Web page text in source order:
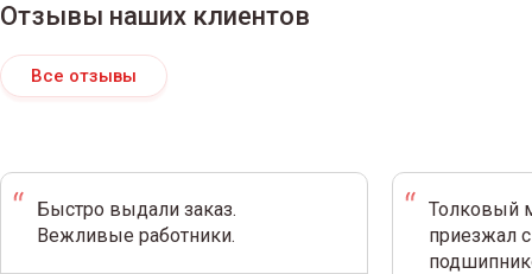
Отзывы наших клиентов
Все отзывы
Быстро выдали заказ.
Вежливые работники.
Толковый
приезжал